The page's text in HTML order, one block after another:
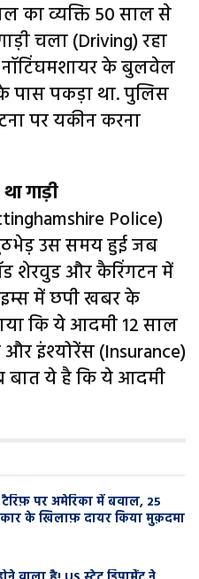
का व्यक्ति 50 साल से
चला (Driving) रहा
के बुलवेल
पास पकड़ा था. पुलिस
पर यकीन करना
गाड़ी
Police)
उस समय हुई जब
शेरवुड और कैरिंगटन में
में छपी खबर के
कि ये आदमी 12 साल
और इंश्योरेंस (Insurance)
बात ये है कि ये आदमी
टैरिफ़ पर अमेरिका में बवाल, 25
के खिलाफ़ दायर किया मुक़दमा